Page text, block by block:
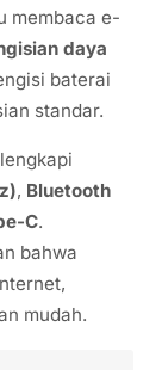
membaca e-
daya
baterai
standar.
, Bluetooth
C.
bahwa
mudah.